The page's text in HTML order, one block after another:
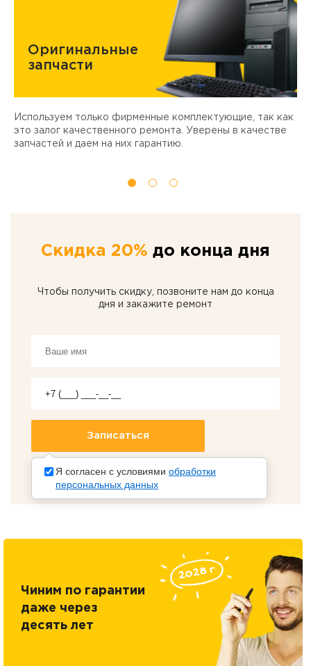
Оригинальные
запчасти
Используем только фирменные комплектующие, так как
это залог качественного ремонта. Уверены в качестве
запчастей и даем на них гарантию.
Скидка 20% до конца дня
Чтобы получить скидку, позвоните нам до конца
дня и закажите ремонт
Чиним по гарантии
даже через
десять лет
Я согласен с условиями обработки
персональных данных